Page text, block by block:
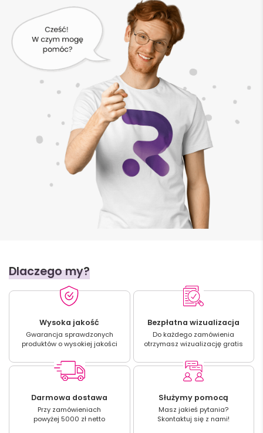
Dlaczego my?
Wysoka jakość
Gwarancja sprawdzonych
produktów o wysokiej jakości
Bezpłatna wizualizacja
Do każdego zamówienia
otrzymasz wizualizację gratis
Darmowa dostawa
Przy zamówieniach
powyżej 5000 zł netto
Służymy pomocą
Masz jakieś pytania?
Skontaktuj się z nami!